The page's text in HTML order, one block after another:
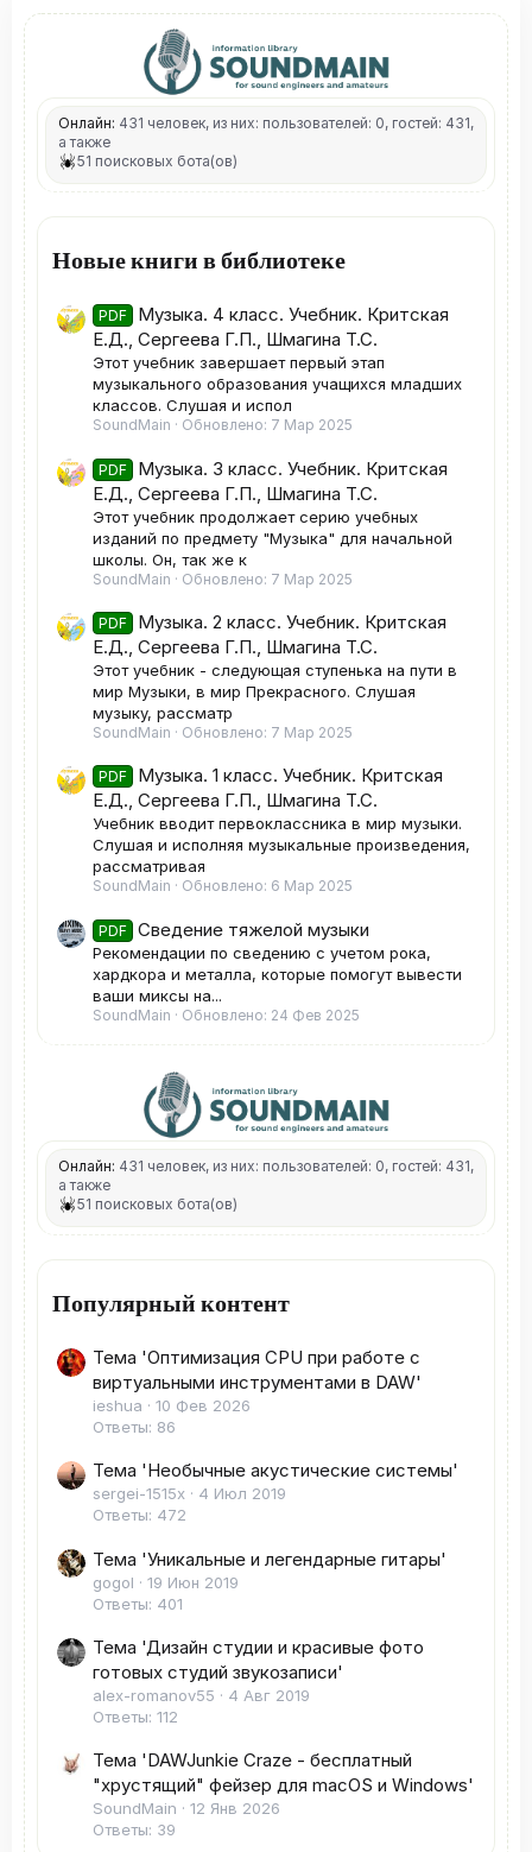
Онлайн: 431 человек, из них: пользователей: 0, гостей: 431,
а также
51 поисковых бота(ов)
Новые книги в библиотеке
PDF
Музыка. 4 класс. Учебник. Критская
Е.Д., Сергеева Г.П., Шмагина Т.С.
Этот учебник завершает первый этап
музыкального образования учащихся младших
классов. Слушая и испол
SoundMain Обновлено: 7 Мар 2025
PDF
Музыка. 3 класс. Учебник. Критская
Е.Д., Сергеева Г.П., Шмагина Т.С.
Этот учебник продолжает серию учебных
изданий по предмету "Музыка" для начальной
школы. Он, так же к
SoundMain Обновлено: 7 Мар 2025
PDF
Музыка. 2 класс. Учебник. Критская
Е.Д., Сергеева Г.П., Шмагина Т.С.
Этот учебник - следующая ступенька на пути в
мир Музыки, в мир Прекрасного. Слушая
музыку, рассматр
SoundMain Обновлено: 7 Мар 2025
PDF
Музыка. 1 класс. Учебник. Критская
Е.Д., Сергеева Г.П., Шмагина Т.С.
Учебник вводит первоклассника в мир музыки.
Слушая и исполняя музыкальные произведения,
рассматривая
SoundMain Обновлено: 6 Мар 2025
PDF Сведение тяжелой музыки
Рекомендации по сведению с учетом рока,
хардкора и металла, которые помогут вывести
ваши миксы на...
SoundMain Обновлено: 24 Фев 2025
Онлайн: 431 человек, из них: пользователей: 0, гостей: 431,
а также
51 поисковых бота(ов)
Популярный контент
Тема 'Оптимизация CPU при работе с
виртуальными инструментами в DAW'
ieshua
10 Фев 2026
Ответы: 86
Тема 'Необычные акустические системы'
sergei-1515x
4 Июл 2019
Ответы: 472
Тема 'Уникальные и легендарные гитары'
gogol
19 Июн 2019
Ответы: 401
Тема 'Дизайн студии и красивые фото
готовых студий звукозаписи'
alex-romanov55
4 Авг 2019
Ответы: 112
Тема 'DAWJunkie Craze - бесплатный
"хрустящий" фейзер для macOS и Windows'
SoundMain
12 Янв 2026
Ответы: 39